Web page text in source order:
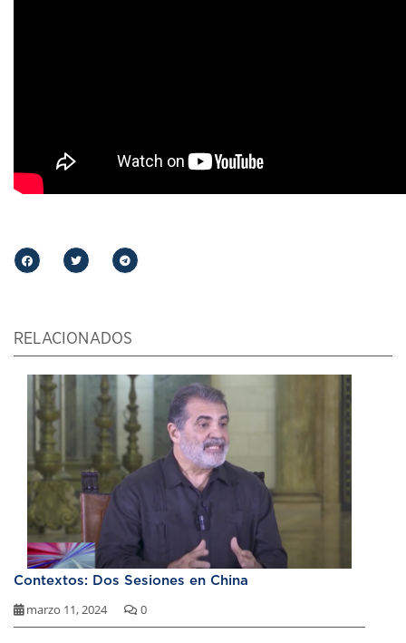
RELACIONADOS
Contextos: Dos Sesiones en China
marzo 11, 2024 0